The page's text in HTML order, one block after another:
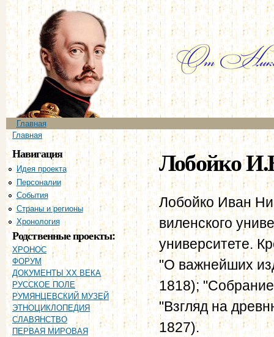
Главное меню
Главная
Вы здесь
Главная
Навигация
Идея проекта
Персоналии
События
Страны и регионы
Хронология
Родственные проекты:
ХРОНОС
ФОРУМ
ДОКУМЕНТЫ XX ВЕКА
РУССКОЕ ПОЛЕ
РУМЯНЦЕВСКИЙ МУЗЕЙ
ЭТНОЦИКЛОПЕДИЯ
СЛАВЯНСТВО
ПЕРВАЯ МИРОВАЯ
Лобойко
Лобойко Иван
виленского
университете.
"О важнейших
1818);
"Взгляд на
1827).